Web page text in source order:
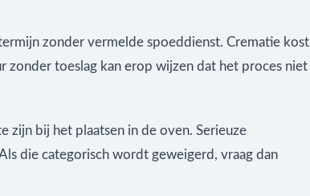
zonder vermelde spoeddienst. Crematie kost
zonder toeslag kan erop wijzen dat het proces niet
zijn bij het plaatsen in de oven. Serieuze
die categorisch wordt geweigerd, vraag dan